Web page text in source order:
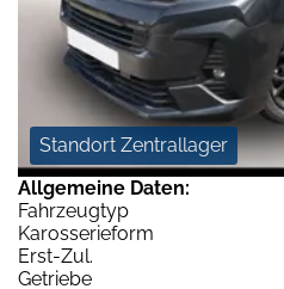
Standort Zentrallager
Allgemeine Daten:
Fahrzeugtyp
Karosserieform
Erst-Zul.
Getriebe